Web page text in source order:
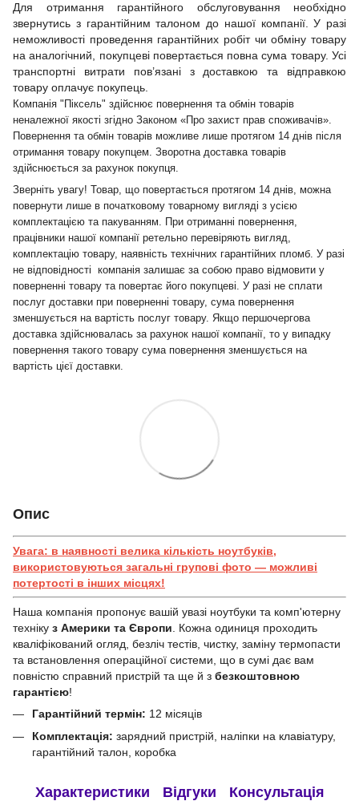
Для отримання гарантійного обслуговування необхідно
звернутись з гарантійним талоном до нашої компанії. У разі
неможливості проведення гарантійних робіт чи обміну товару
на аналогічний, покупцеві повертається повна сума товару. Усі
транспортні витрати пов’язані з доставкою та відправкою
товару оплачує покупець.
Компанія "Піксель" здійснює повернення та обмін товарів
неналежної якості згідно Законом «Про захист прав споживачів».
Повернення та обмін товарів можливе лише протягом 14 днів після
отримання товару покупцем. Зворотна доставка товарів
здійснюється за рахунок покупця.
Зверніть увагу! Товар, що повертається протягом 14 днів, можна
повернути лише в початковому товарному вигляді з усією
комплектацією та пакуванням. При отриманні повернення,
працівники нашої компанії ретельно перевіряють вигляд,
комплектацію товару, наявність технічних гарантійних пломб. У разі
не відповідності компанія залишає за собою право відмовити у
поверненні товару та повертає його покупцеві. У разі не сплати
послуг доставки при поверненні товару, сума повернення
зменшується на вартість послуг товару. Якщо першочергова
доставка здійснювалась за рахунок нашої компанії, то у випадку
повернення такого товару сума повернення зменшується на
вартість цієї доставки.
Опис
Увага: в наявності велика кількість ноутбуків,
використовуються загальні групові фото — можливі
потертості в інших місцях!
Наша компанія пропонує вашій увазі ноутбуки та комп'ютерну
техніку з Америки та Європи . Кожна одиниця проходить
кваліфікований огляд, безліч тестів, чистку, заміну термопасти
та встановлення операційної системи, що в сумі дає вам
повністю справний пристрій та ще й з безкоштовною
гарантією!
Гарантійний термін: 12 місяців
Комплектація: зарядний пристрій, наліпки на клавіатуру,
гарантійний талон, коробка
Характеристики Відгуки Консультація